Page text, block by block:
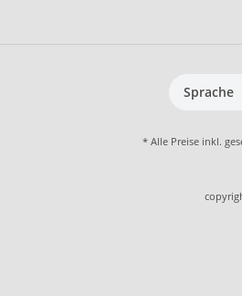
Sprache
* Alle Preise inkl.